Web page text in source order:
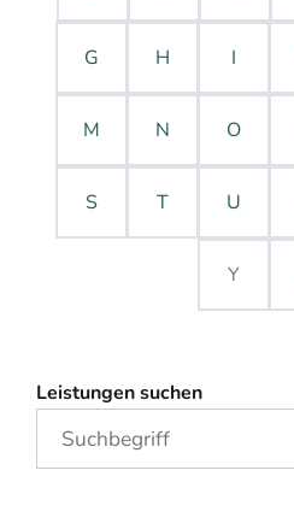
G H I
M N O
S T U
Y
Leistungen suchen